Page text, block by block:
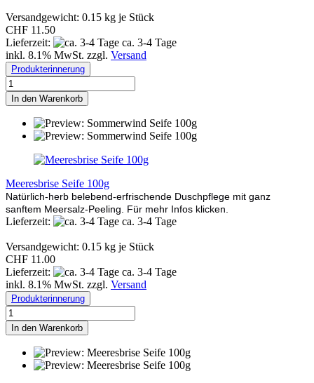
Versandgewicht: 0.15 kg je Stück
CHF 11.50
Lieferzeit:
ca. 3-4 Tage
inkl. 8.1% MwSt. zzgl. Versand
Produkterinnerung
In den Warenkorb
Meeresbrise Seife 100g
Natürlich-herb belebend-erfrischende Duschpflege mit ganz
sanftem Meersalz-Peeling. Für mehr Infos klicken.
Lieferzeit: ca. 3-4 Tage
Versandgewicht: 0.15 kg je Stück
CHF 11.00
Lieferzeit:
ca. 3-4 Tage
inkl. 8.1% MwSt. zzgl. Versand
Produkterinnerung
In den Warenkorb